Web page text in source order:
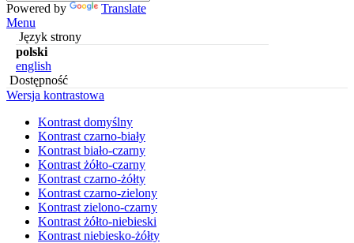
Powered by
Translate
Menu
Język strony
polski
english
Dostępność
Wersja kontrastowa
Kontrast domyślny
Kontrast czarno-biały
Kontrast biało-czarny
Kontrast żółto-czarny
Kontrast czarno-żółty
Kontrast czarno-zielony
Kontrast zielono-czarny
Kontrast żółto-niebieski
Kontrast niebiesko-żółty